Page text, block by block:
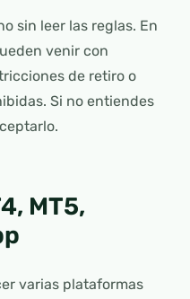
sin leer las reglas. En
venir con
de retiro o
Si no entiendes
MT5,
varias plataformas